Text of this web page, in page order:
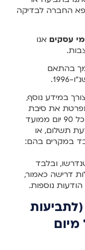
החברה לבדיקה
אנו
בהתאם
במידע נוסף,
את סיבת
העיכוב. הודעת המשך ברור תשלח כל 90 יום ממועד
תשלום, או
במקרים בהם:
ובלבד
דרישה כאמור,
הודעות נוספות.